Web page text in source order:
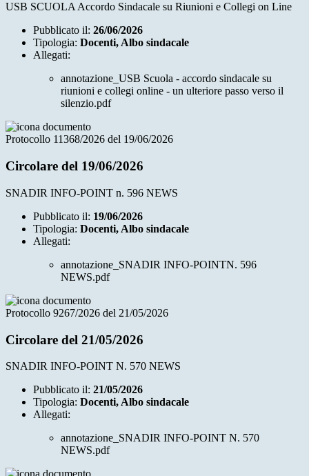
USB SCUOLA Accordo Sindacale su Riunioni e Collegi on Line
Pubblicato il: 26/06/2026
Tipologia: Docenti, Albo sindacale
Allegati:
annotazione_USB Scuola - accordo sindacale su
riunioni e collegi online - un ulteriore passo verso il
silenzio.pdf
Protocollo 11368/2026 del 19/06/2026
Circolare del 19/06/2026
SNADIR INFO-POINT n. 596 NEWS
Pubblicato il: 19/06/2026
Tipologia: Docenti, Albo sindacale
Allegati:
annotazione_SNADIR INFO-POINTN. 596
NEWS.pdf
Protocollo 9267/2026 del 21/05/2026
Circolare del 21/05/2026
SNADIR INFO-POINT N. 570 NEWS
Pubblicato il: 21/05/2026
Tipologia: Docenti, Albo sindacale
Allegati:
annotazione_SNADIR INFO-POINT N. 570
NEWS.pdf